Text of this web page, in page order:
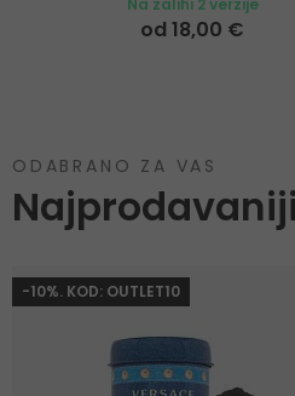
Na zalihi 2 verzije
od 18,00 €
ODABRANO ZA VAS
-10%. KOD: OUTLET10